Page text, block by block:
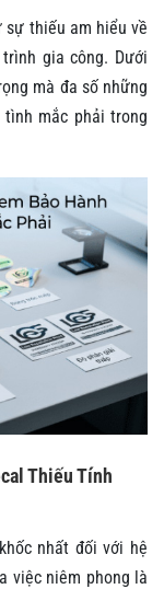
thiếu am hiểu về
gia công. Dưới
mà đa số những
mắc phải trong
Thiếu Tính
nhất đối với hệ
việc niêm phong là